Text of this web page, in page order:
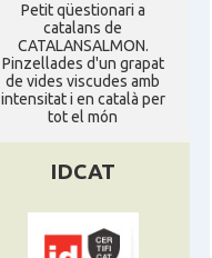
Petit qüestionari a
catalans de
CATALANSALMON.
Pinzellades d'un grapat
de vides viscudes amb
intensitat i en català per
tot el món
IDCAT